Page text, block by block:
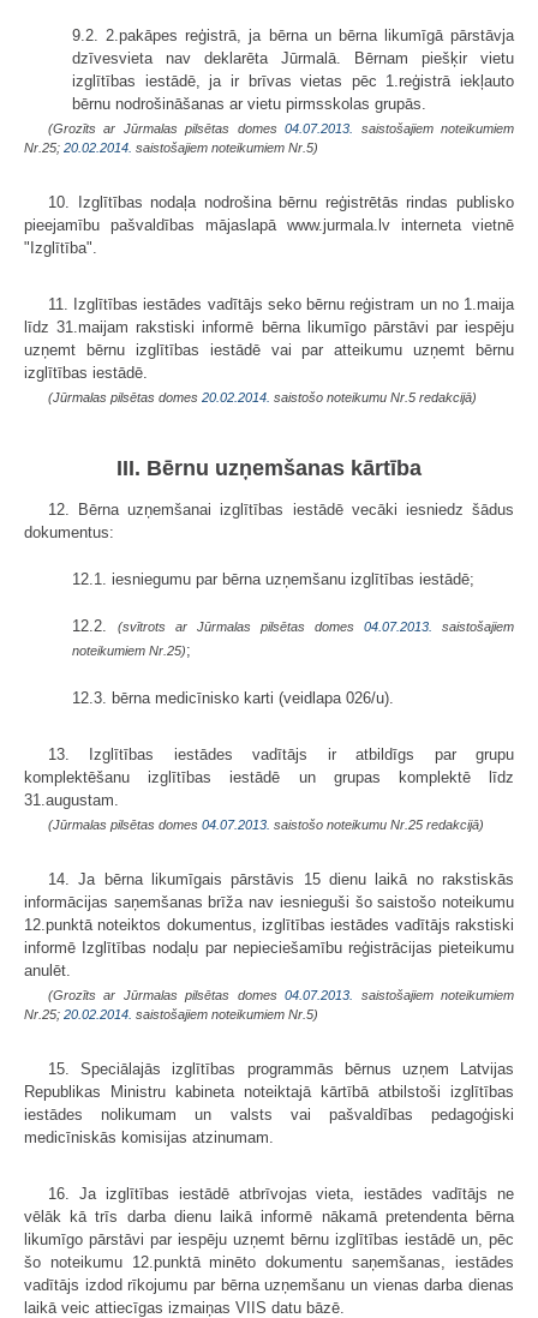
9.2. 2.pakāpes reģistrā, ja bērna un bērna likumīgā pārstāvja
dzīvesvieta nav deklarēta Jūrmalā. Bērnam piešķir vietu
izglītības iestādē, ja ir brīvas vietas pēc 1.reģistrā iekļauto
bērnu nodrošināšanas ar vietu pirmsskolas grupās.
(Grozīts ar Jūrmalas pilsētas domes04.07.2013.
saistošajiem noteikumiem
Nr.25; 20.02.2014. saistošajiem noteikumiem Nr.5)
10. Izglītības nodaļa nodrošina bērnu reģistrētās rindas publisko
pieejamību pašvaldības mājaslapā www.jurmala.lv interneta vietnē
"Izglītība".
11. Izglītības iestādes vadītājs seko bērnu reģistram un no 1.maija
līdz 31.maijam rakstiski informē bērna likumīgo pārstāvi par iespēju
uzņemt bērnu izglītības iestādē vai par atteikumu uzņemt bērnu
izglītības iestādē.
(Jūrmalas pilsētas domes 20.02.2014. saistošo noteikumu Nr.5 redakcijā)
III. Bērnu uzņemšanas kārtība
12. Bērna uzņemšanai izglītības iestādē vecāki iesniedz šādus
dokumentus:
12.1. iesniegumu par bērna uzņemšanu izglītības iestādē;
12.2. (svītrots ar Jūrmalas pilsētas domes 04.07.2013.
saistošajiem
noteikumiem Nr.25);
12.3. bērna medicīnisko karti (veidlapa 026/u).
13. Izglītības iestādes vadītājs ir atbildīgs par grupu
komplektēšanu izglītības iestādē un grupas komplektē līdz
31.augustam.
(Jūrmalas pilsētas domes 04.07.2013. saistošo noteikumu Nr.25 redakcijā)
14. Ja bērna likumīgais pārstāvis 15 dienu laikā no rakstiskās
informācijas saņemšanas brīža nav iesnieguši šo saistošo noteikumu
12.punktā noteiktos dokumentus, izglītības iestādes vadītājs rakstiski
informē Izglītības nodaļu par nepieciešamību reģistrācijas pieteikumu
anulēt.
(Grozīts ar Jūrmalas pilsētas domes04.07.2013.
saistošajiem noteikumiem
Nr.25; 20.02.2014. saistošajiem noteikumiem Nr.5)
15. Speciālajās izglītības programmās bērnus uzņem Latvijas
Republikas Ministru kabineta noteiktajā kārtībā atbilstoši izglītības
iestādes nolikumam un valsts vai pašvaldības pedagoģiski
medicīniskās komisijas atzinumam.
16. Ja izglītības iestādē atbrīvojas vieta, iestādes vadītājs ne
vēlāk kā trīs darba dienu laikā informē nākamā pretendenta bērna
likumīgo pārstāvi par iespēju uzņemt bērnu izglītības iestādē un, pēc
šo noteikumu 12.punktā minēto dokumentu saņemšanas, iestādes
vadītājs izdod rīkojumu par bērna uzņemšanu un vienas darba dienas
laikā veic attiecīgas izmaiņas VIIS datu bāzē.